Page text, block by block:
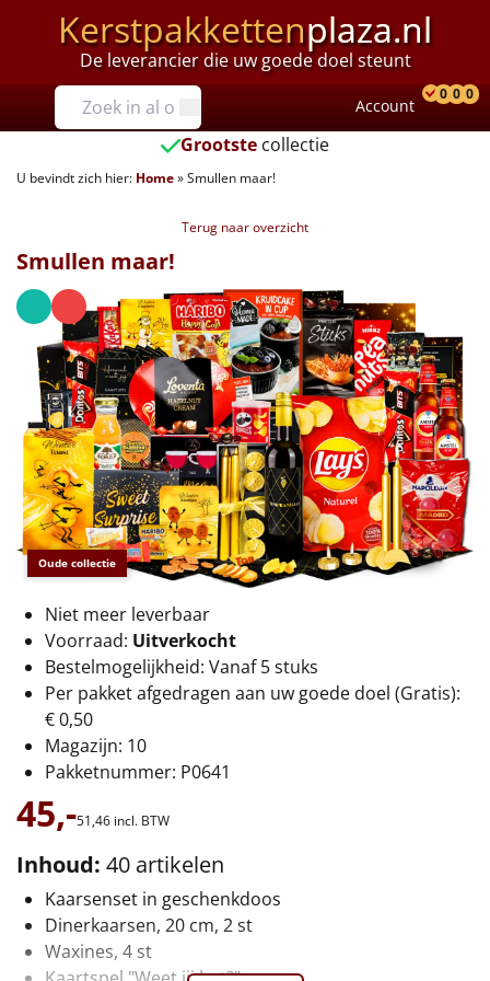
Kerstpakkettenplaza.nl
De leverancier die uw goede doel steunt
Prijzen
Tot €25
€25 tot €35
€40 tot €45
€45 tot €50
€50 tot €55
€55 tot €75
€75 tot €100
€100 en hoger
Alle kerstpakketten 2026
Thema
Origineel
Rituals
Luxe
Mannen
Vrouwen
Duurzaam
Account
0 0 0
Grootste collectie
U bevindt zich hier: Home»Smullen maar!
Terug naar overzicht
Oude collectie
Smullen maar!
Niet meer leverbaar
Voorraad: Uitverkocht
Bestelmogelijkheid: Vanaf 5 stuks
Per pakket afgedragen aan uw goede doel (Gratis):
€ 0,50
Magazijn: 10
Pakketnummer: P0641
45,-51,46 incl. BTW
Inhoud: 40 artikelen
Kaarsenset in geschenkdoos
Dinerkaarsen, 20 cm, 2 st
Waxines, 4 st